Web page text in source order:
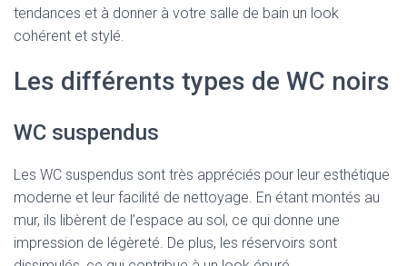
tendances et à donner à votre salle de bain un look
cohérent et stylé.
Les différents types de WC noirs
WC suspendus
Les WC suspendus sont très appréciés pour leur esthétique
moderne et leur facilité de nettoyage. En étant montés au
mur, ils libèrent de l’espace au sol, ce qui donne une
impression de légèreté. De plus, les réservoirs sont